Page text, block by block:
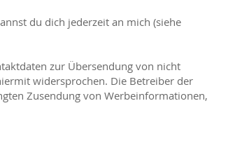
du dich jederzeit an mich (siehe
zur Übersendung von nicht
widersprochen. Die Betreiber der
Zusendung von Werbeinformationen,